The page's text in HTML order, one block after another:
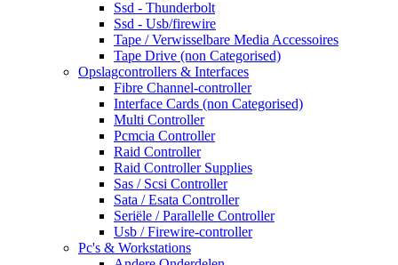
Ssd - Thunderbolt
Ssd - Usb/firewire
Tape / Verwisselbare Media Accessoires
Tape Drive (non Categorised)
Opslagcontrollers & Interfaces
Fibre Channel-controller
Interface Cards (non Categorised)
Multi Controller
Pcmcia Controller
Raid Controller
Raid Controller Supplies
Sas / Scsi Controller
Sata / Esata Controller
Seriële / Parallelle Controller
Usb / Firewire-controller
Pc's & Workstations